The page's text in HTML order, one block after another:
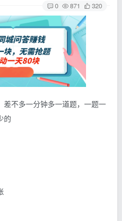
0 871 320
差不多一分钟多一道题，一题一
的